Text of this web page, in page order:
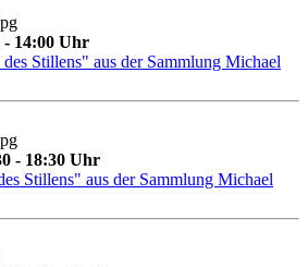
- 14:00 Uhr
Stillens" aus der Sammlung Michael
- 18:30 Uhr
Stillens" aus der Sammlung Michael